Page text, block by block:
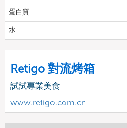
蛋白質
水
Retigo 對流烤箱
試試專業美食
www.retigo.com.cn